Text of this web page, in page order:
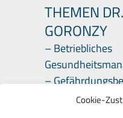
Cookie-
THEMEN
GORONZY
– Betriebliches
–
psychischen